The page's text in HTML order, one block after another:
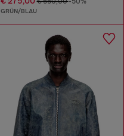
GRÜN/BLAU